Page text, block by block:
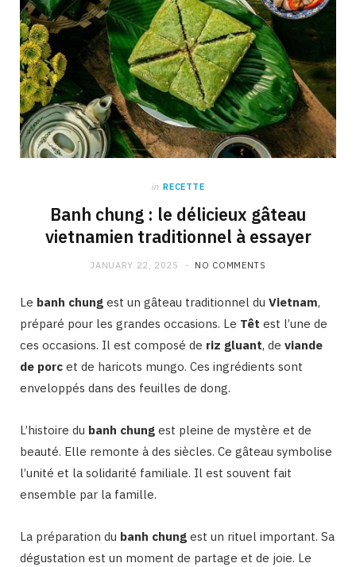
in RECETTE
Banh chung : le délicieux gâteau
vietnamien traditionnel à essayer
JANUARY 22, 2025 NO COMMENTS
Le banh chung est un gâteau traditionnel du Vietnam,
préparé pour les grandes occasions. Le Têt est l’une de
ces occasions. Il est composé de riz gluant, de viande
de porc et de haricots mungo. Ces ingrédients sont
enveloppés dans des feuilles de dong.
L’histoire du banh chung est pleine de mystère et de
beauté. Elle remonte à des siècles. Ce gâteau symbolise
l’unité et la solidarité familiale. Il est souvent fait
ensemble par la famille.
La préparation du banh chung est un rituel important. Sa
dégustation est un moment de partage et de joie. Le